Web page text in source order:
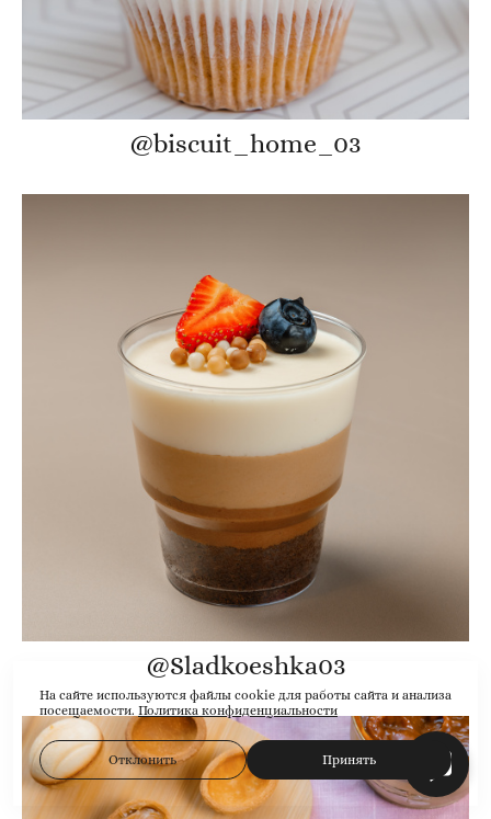
@biscuit_home_03
@Sladkoeshka03
На сайте используются файлы cookie для работы сайта и анализа
посещаемости. Политика конфиденциальности
Отклонить Принять